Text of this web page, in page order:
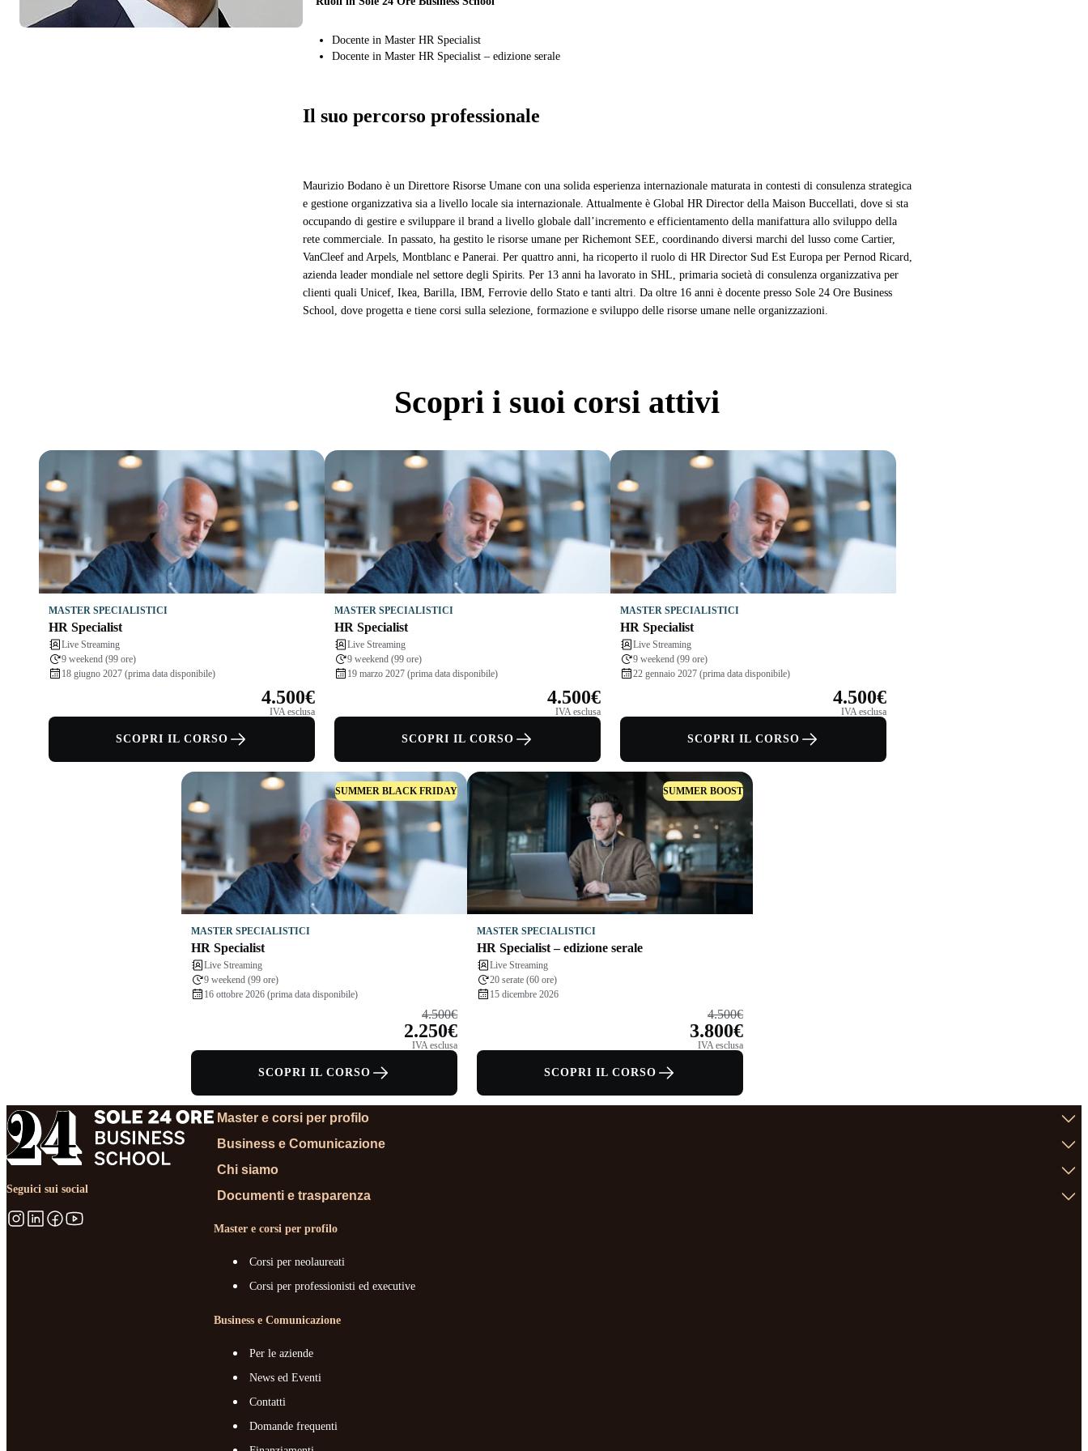
Docente in Master HR Specialist
Docente in Master HR Specialist – edizione serale
Il suo percorso professionale
Maurizio Bodano è un Direttore Risorse Umane con una solida esperienza internazionale maturata in contesti di consulenza strategica
e gestione organizzativa sia a livello locale sia internazionale. Attualmente è Global HR Director della Maison Buccellati, dove si sta
occupando di gestire e sviluppare il brand a livello globale dall’incremento e efficientamento della manifattura allo sviluppo della
rete commerciale. In passato, ha gestito le risorse umane per Richemont SEE, coordinando diversi marchi del lusso come Cartier,
VanCleef and Arpels, Montblanc e Panerai. Per quattro anni, ha ricoperto il ruolo di HR Director Sud Est Europa per Pernod Ricard,
azienda leader mondiale nel settore degli Spirits. Per 13 anni ha lavorato in SHL, primaria società di consulenza organizzativa per
clienti quali Unicef, Ikea, Barilla, IBM, Ferrovie dello Stato e tanti altri. Da oltre 16 anni è docente presso Sole 24 Ore Business
School, dove progetta e tiene corsi sulla selezione, formazione e sviluppo delle risorse umane nelle organizzazioni.
Scopri i suoi corsi attivi
MASTER SPECIALISTICI
HR Specialist
Live Streaming
9 weekend (99 ore)
18 giugno 2027 (prima data disponibile)
4.500€
IVA esclusa
SCOPRI IL CORSO
MASTER SPECIALISTICI
HR Specialist
Live Streaming
9 weekend (99 ore)
19 marzo 2027 (prima data disponibile)
4.500€
IVA esclusa
SCOPRI IL CORSO
MASTER SPECIALISTICI
HR Specialist
Live Streaming
9 weekend (99 ore)
22 gennaio 2027 (prima data disponibile)
4.500€
IVA esclusa
SCOPRI IL CORSO
SUMMER BLACK FRIDAY
MASTER SPECIALISTICI
HR Specialist
Live Streaming
9 weekend (99 ore)
16 ottobre 2026 (prima data disponibile)
4.500€
2.250€
IVA esclusa
SCOPRI IL CORSO
SUMMER BOOST
MASTER SPECIALISTICI
HR Specialist – edizione serale
Live Streaming
20 serate (60 ore)
15 dicembre 2026
4.500€
3.800€
IVA esclusa
SCOPRI IL CORSO
Seguici sui social
Master e corsi per profilo
Business e Comunicazione
Chi siamo
Documenti e trasparenza
Master e corsi per profilo
Corsi per neolaureati
Corsi per professionisti ed executive
Business e Comunicazione
Per le aziende
News ed Eventi
Contatti
Domande frequenti